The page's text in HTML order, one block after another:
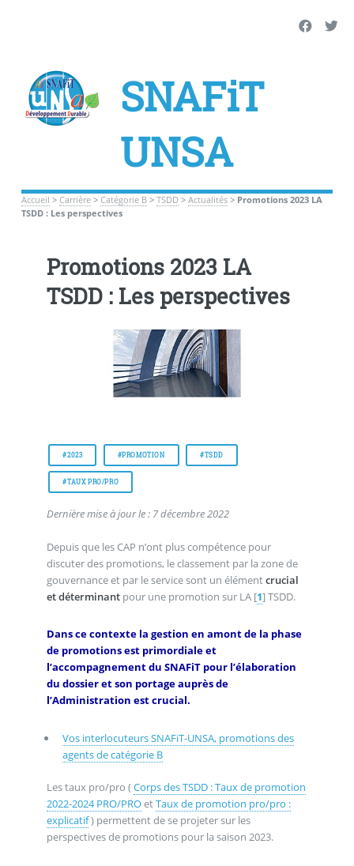
SNAFiT
UNSA
Accueil > Carrière> Catégorie B> TSDD> Actualités> Promotions 2023 LA
TSDD : Les perspectives
Promotions 2023 LA
TSDD : Les perspectives
#2023 #PROMOTION #TSDD
#TAUX PRO/PRO
Dernière mise à jour le : 7 décembre 2022
Depuis que les CAP n’ont plus compétence pour
discuter des promotions, le classement par la zone de
gouvernance et par le service sont un élémentcrucial
et déterminant pour une promotion sur LA[1]TSDD.
Dans ce contexte la gestion en amont de la phase
de promotions est primordiale et
l’accompagnement du SNAFiT pour l’élaboration
du dossier et son portage auprès de
l’Administration est crucial.
Vos interlocuteurs SNAFiT-UNSA, promotions des
agents de catégorie B
Les taux pro/pro ( Corps des TSDD : Taux de promotion
2022-2024 PRO/PROetTaux de promotion pro/pro :
explicatif) permettent de se projeter sur les
perspectives de promotions pour la saison 2023.